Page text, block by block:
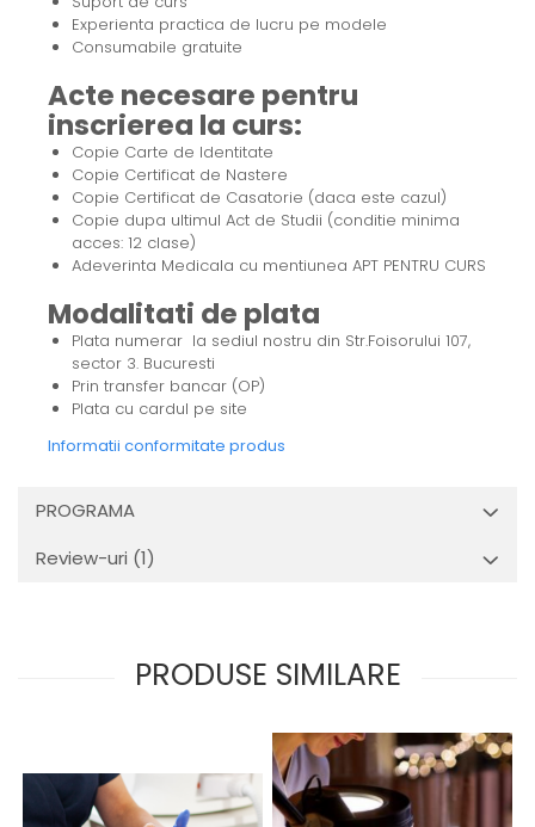
Experienta practica de lucru pe modele
Consumabile gratuite
Acte necesare pentru
inscrierea la curs:
Copie Carte de Identitate
Copie Certificat de Nastere
Copie Certificat de Casatorie (daca este cazul)
Copie dupa ultimul Act de Studii (conditie minima
acces: 12 clase)
Adeverinta Medicala cu mentiunea APT PENTRU CURS
Modalitati de plata
Plata numerar la sediul nostru din Str.Foisorului 107,
sector 3. Bucuresti
Prin transfer bancar (OP)
Plata cu cardul pe site
Informatii conformitate produs
PROGRAMA
Review-uri (1)
PRODUSE SIMILARE